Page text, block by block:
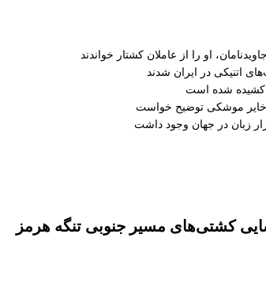
او را از عاملان کشتار خواندند
اتنیکی در ایران شدند
کشیده شده است
موشکی توضیح خواست
کشتی‌های مسیر جنوبی تنگه هرمز